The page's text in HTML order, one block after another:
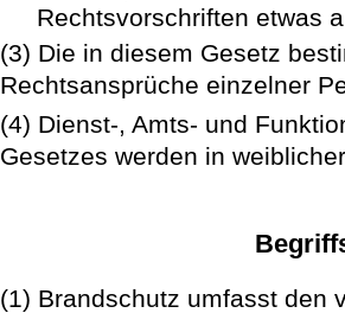
Rechtsvorschriften etwas
(3) Die in diesem Gesetz
Rechtsansprüche einzelner
(4) Dienst-, Amts- und
Gesetzes werden in
(1) Brandschutz umfasst den